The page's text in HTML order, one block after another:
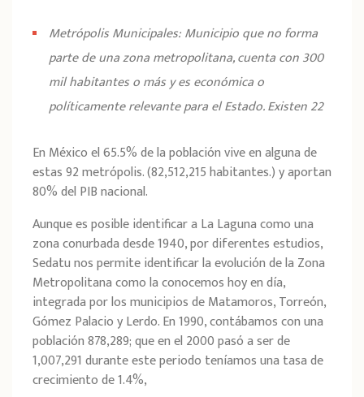
Metrópolis Municipales: Municipio que no forma
parte de una zona metropolitana, cuenta con 300
mil habitantes o más y es económica o
políticamente relevante para el Estado. Existen 22
En México el 65.5% de la población vive en alguna de
estas 92 metrópolis. (82,512,215 habitantes.) y aportan
80% del PIB nacional.
Aunque es posible identificar a La Laguna como una
zona conurbada desde 1940, por diferentes estudios,
Sedatu nos permite identificar la evolución de la Zona
Metropolitana como la conocemos hoy en día,
integrada por los municipios de Matamoros, Torreón,
Gómez Palacio y Lerdo. En 1990, contábamos con una
población 878,289; que en el 2000 pasó a ser de
1,007,291 durante este periodo teníamos una tasa de
crecimiento de 1.4%,